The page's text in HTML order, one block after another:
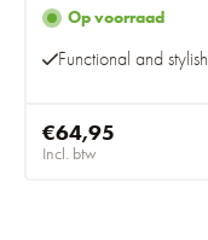
Op voorraad
Functional and stylish
€64,95
Incl. btw